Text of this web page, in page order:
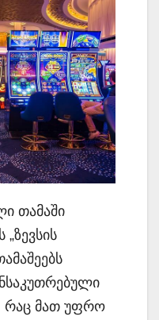
თამაში
რაც მათ უფრო